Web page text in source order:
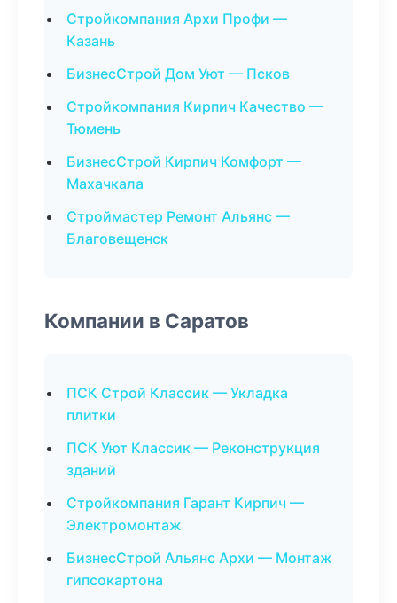
Стройкомпания Архи Профи —
Казань
БизнесСтрой Дом Уют — Псков
Стройкомпания Кирпич Качество —
Тюмень
БизнесСтрой Кирпич Комфорт —
Махачкала
Строймастер Ремонт Альянс —
Благовещенск
Компании в Саратов
ПСК Строй Классик — Укладка
плитки
ПСК Уют Классик — Реконструкция
зданий
Стройкомпания Гарант Кирпич —
Электромонтаж
БизнесСтрой Альянс Архи — Монтаж
гипсокартона